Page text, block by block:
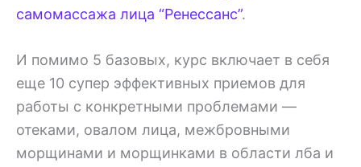
самомассажа лица “Ренессанс”.
И помимо 5 базовых, курс включает в себя
еще 10 супер эффективных приемов для
работы с конкретными проблемами —
отеками, овалом лица, межбровными
морщинами и морщинками в области лба и